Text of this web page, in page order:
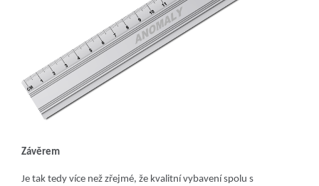
Závěrem
Je tak tedy více než zřejmé, že kvalitní vybavení spolu s